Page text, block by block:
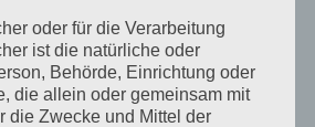
oder für die Verarbeitung
ist die natürliche oder
Behörde, Einrichtung oder
die allein oder gemeinsam mit
die Zwecke und Mittel der